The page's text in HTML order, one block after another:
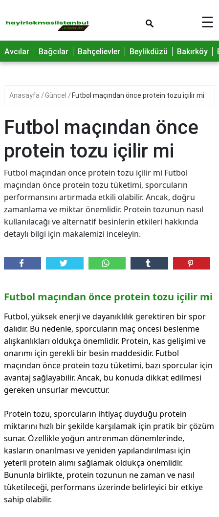
☰
Avcılar Bağcılar Bahçelievler Beylikdüzü Bakırköy
Anasayfa Güncel Futbol maçından önce protein tozu içilir mi
Futbol maçından önce
protein tozu içilir mi
Futbol maçından önce protein tozu içilir mi Futbol
maçından önce protein tozu tüketimi, sporcuların
performansını artırmada etkili olabilir. Ancak, doğru
zamanlama ve miktar önemlidir. Protein tozunun nasıl
kullanılacağı ve alternatif besinlerin etkileri hakkında
detaylı bilgi için makalemizi inceleyin.
Futbol maçından önce protein tozu içilir mi
Futbol, yüksek enerji ve dayanıklılık gerektiren bir spor
dalıdır. Bu nedenle, sporcuların maç öncesi beslenme
alışkanlıkları oldukça önemlidir. Protein, kas gelişimi ve
onarımı için gerekli bir besin maddesidir. Futbol
maçından önce protein tozu tüketimi, bazı sporcular için
avantaj sağlayabilir. Ancak, bu konuda dikkat edilmesi
gereken unsurlar mevcuttur.
Protein tozu, sporcuların ihtiyaç duyduğu protein
miktarını hızlı bir şekilde karşılamak için pratik bir çözüm
sunar. Özellikle yoğun antrenman dönemlerinde,
kasların onarılması ve yeniden yapılandırılması için
yeterli protein alımı sağlamak oldukça önemlidir.
Bununla birlikte, protein tozunun ne zaman ve nasıl
tüketileceği, performans üzerinde belirleyici bir etkiye
sahip olabilir.